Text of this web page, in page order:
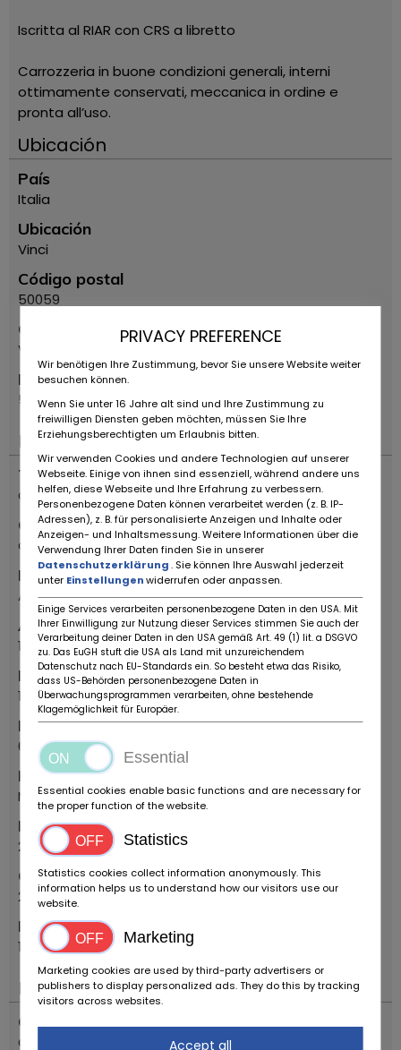
Iscritta al RIAR con CRS a libretto
Carrozzeria in buone condizioni generali, interni
ottimamente conservati, meccanica in ordine e
pronta all’uso.
Ubicación
País
Italia
Ubicación
Vinci
Código postal
50059
Calle
Via Limitese
Número de casa
56C
Importante
Tipo de vehiculo
Coche antiguo
Categoría
Cupé
Marca
Alfa Romeo
Año de manufactura
1973
Primer año de registro
1973
Primer mes de registro
6
Modelo
Montreal
Nombre del modelo
2.5
Capacidad cúbica
2593
Potencia del motor
197 PS
Motor & propulsión
Combustible
Gasolina
PRIVACY PREFERENCE
Wir benötigen Ihre Zustimmung, bevor Sie unsere Website weiter
besuchen können.
Wenn Sie unter 16 Jahre alt sind und Ihre Zustimmung zu
freiwilligen Diensten geben möchten, müssen Sie Ihre
Erziehungsberechtigten um Erlaubnis bitten.
Wir verwenden Cookies und andere Technologien auf unserer
Webseite. Einige von ihnen sind essenziell, während andere uns
helfen, diese Webseite und Ihre Erfahrung zu verbessern.
Personenbezogene Daten können verarbeitet werden (z. B. IP-
Adressen), z. B. für personalisierte Anzeigen und Inhalte oder
Anzeigen- und Inhaltsmessung. Weitere Informationen über die
Verwendung Ihrer Daten finden Sie in unserer
Datenschutzerklärung. Sie können Ihre Auswahl jederzeit
unter Einstellungenwiderrufen oder anpassen.
Einige Services verarbeiten personenbezogene Daten in den USA. Mit
Ihrer Einwilligung zur Nutzung dieser Services stimmen Sie auch der
Verarbeitung deiner Daten in den USA gemäß Art. 49 (1) lit. a DSGVO
zu. Das EuGH stuft die USA als Land mit unzureichendem
Datenschutz nach EU-Standards ein. So besteht etwa das Risiko,
dass US-Behörden personenbezogene Daten in
Überwachungsprogrammen verarbeiten, ohne bestehende
Klagemöglichkeit für Europäer.
Essential
Essential cookies enable basic functions and are necessary for
the proper function of the website.
Statistics
Statistics cookies collect information anonymously. This
information helps us to understand how our visitors use our
website.
Marketing
Marketing cookies are used by third-party advertisers or
publishers to display personalized ads. They do this by tracking
visitors across websites.
Accept all